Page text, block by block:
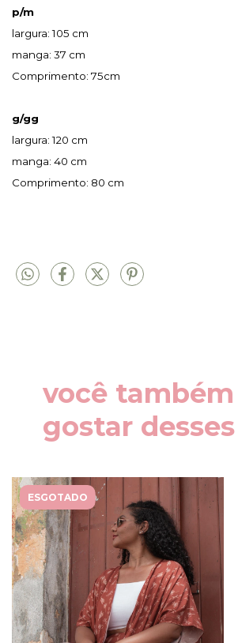
p/m
largura: 105 cm
manga: 37 cm
Comprimento: 75cm
g/gg
largura: 120 cm
manga: 40 cm
Comprimento: 80 cm
você
gostar
ESGOTADO